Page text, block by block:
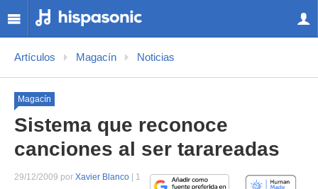
Artículos Magacín Noticias
Magacín
Sistema que reconoce
canciones al ser tarareadas
29/12/2009 por Xavier Blanco | 1